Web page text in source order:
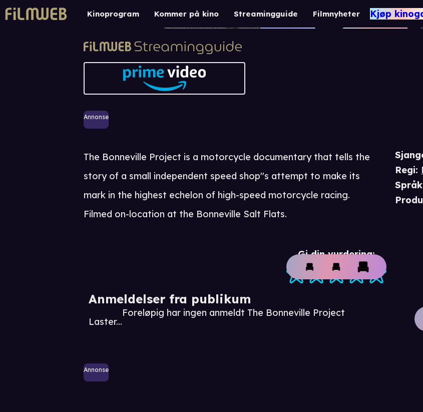
Kinoprogram Kommer på kino Streamingguide Filmnyheter Kjøp
Annonse
Gi din vurdering:
Anmeldelser fra publikum
Laster...
Foreløpig har ingen anmeldt The Bonneville Project
Annonse
Regi:
Språk
The Bonneville Project is a motorcycle documentary that tells the
story of a small independent speed shop''s attempt to make its
mark in the highest echelon of high-speed motorcycle racing.
Filmed on-location at the Bonneville Salt Flats.